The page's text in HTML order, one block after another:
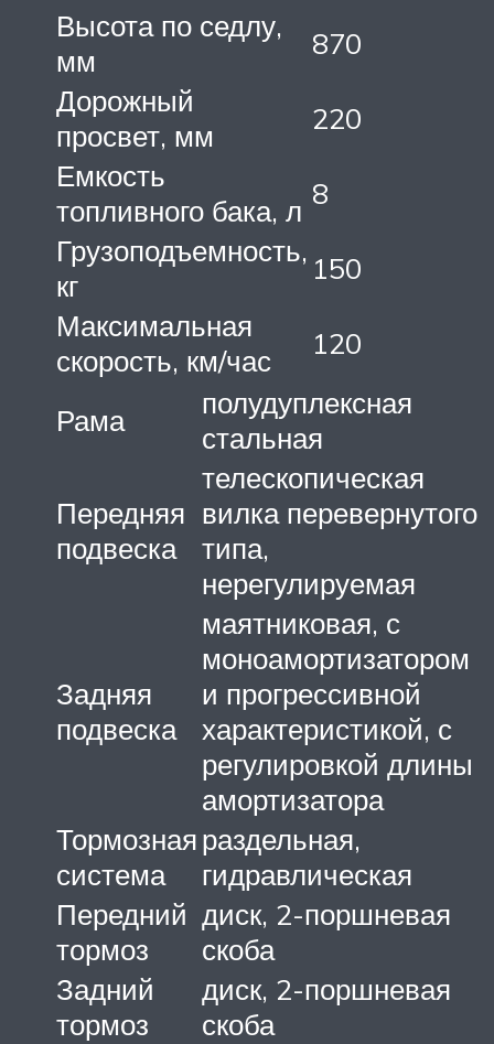
Высота по седлу,
мм
870
Дорожный
просвет, мм
220
Емкость
топливного бака, л 8
Грузоподъемность,
кг
150
Максимальная
скорость, км/час
120
Рама
полудуплексная
стальная
Передняя
подвеска
телескопическая
вилка перевернутого
типа,
нерегулируемая
Задняя
подвеска
маятниковая, с
моноамортизатором
и прогрессивной
характеристикой, с
регулировкой длины
амортизатора
Тормозная
система
раздельная,
гидравлическая
Передний
тормоз
диск, 2-поршневая
скоба
Задний
тормоз
диск, 2-поршневая
скоба